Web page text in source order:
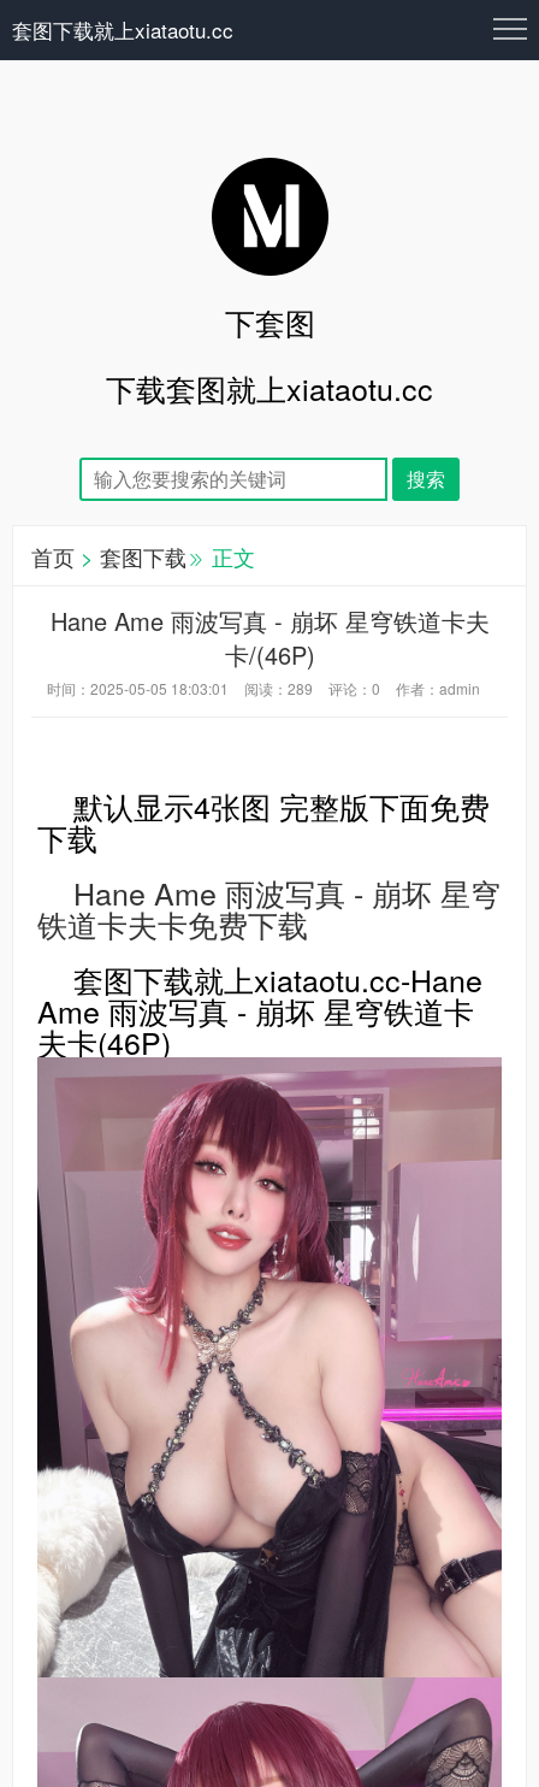
套图下载就上xiataotu.cc
下套图
下载套图就上xiataotu.cc
首页 > 套图下载 正文
Hane Ame 雨波写真 - 崩坏 星穹铁道卡夫
卡/(46P)
时间：2025-05-05 18:03:01 阅读： 289 评论： 0 作者：admin
默认显示4张图 完整版下面免费
下载
Hane Ame 雨波写真 - 崩坏 星穹
铁道卡夫卡免费下载
套图下载就上xiataotu.cc-Hane
Ame 雨波写真 - 崩坏 星穹铁道卡
夫卡(46P)